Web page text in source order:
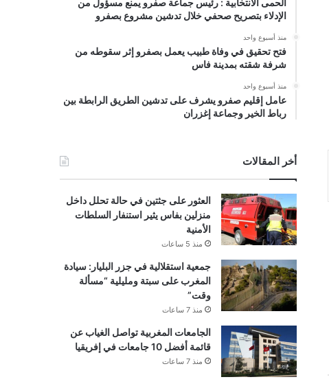
الإدلاء بتصريح صحفي خلال تدشين مشروع بصفرو
منذ أسبوع واحد
فتح تحقيق في وفاة طبيب يعمل بصفرو إثر سقوطه من
شرفة شقته بمدينة فاس
منذ أسبوع واحد
عامل إقليم صفرو يشرف على تدشين الطريق الرابطة بين
رباط الخير وجماعة إغزران
أخر المقالات
العثور على جثتين في حالة تحلل داخل
منزلين بفاس يثير استنفار السلطات
الأمنية
منذ 5 ساعات
جمعية استقلالية في جزر البليار: سيادة
المغرب على سبتة ومليلية “مسألة
وقت”
منذ 7 ساعات
الجامعات المغربية تواصل الغياب عن
قائمة أفضل 10 جامعات في إفريقيا
منذ 7 ساعات